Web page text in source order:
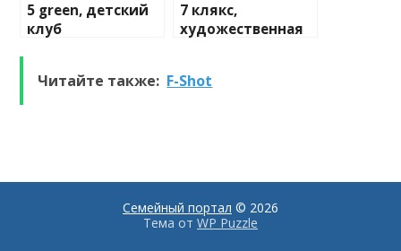
5 green, детский
клуб
7 клякс,
художественная
Читайте также: F-Shоt
Семейный портал © 2026
Тема от WP Puzzle